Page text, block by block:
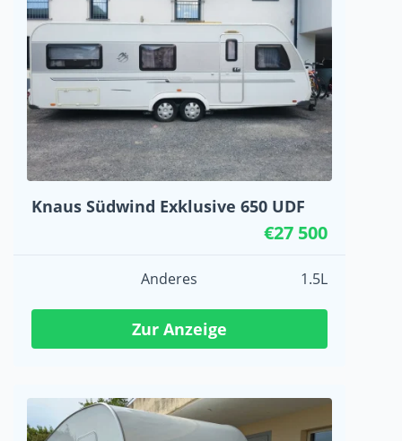
Knaus Südwind Exklusive 650 UDF
€27 500
Anderes 1.5L
Zur Anzeige